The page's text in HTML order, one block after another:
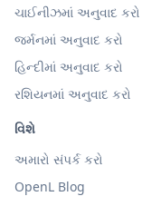
ચાઈનીઝમાં અનુવાદ કરો
જર્મનમાં અનુવાદ કરો
હિન્દીમાં અનુવાદ કરો
રશિયનમાં અનુવાદ કરો
વિશે
અમારો સંપર્ક કરો
OpenL Blog